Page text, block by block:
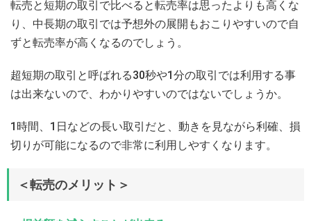
転売と短期の取引で比べると転売率は思ったよりも高くな
り、中長期の取引では予想外の展開もおこりやすいので自
ずと転売率が高くなるのでしょう。
超短期の取引と呼ばれる30秒や1分の取引では利用する事
は出来ないので、わかりやすいのではないでしょうか。
1時間、1日などの長い取引だと、動きを見ながら利確、損
切りが可能になるので非常に利用しやすくなります。
＜転売のメリット＞